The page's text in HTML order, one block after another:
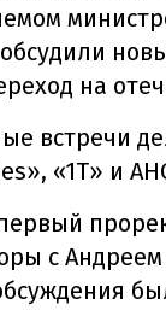
на
встречи
«1Т» и
с